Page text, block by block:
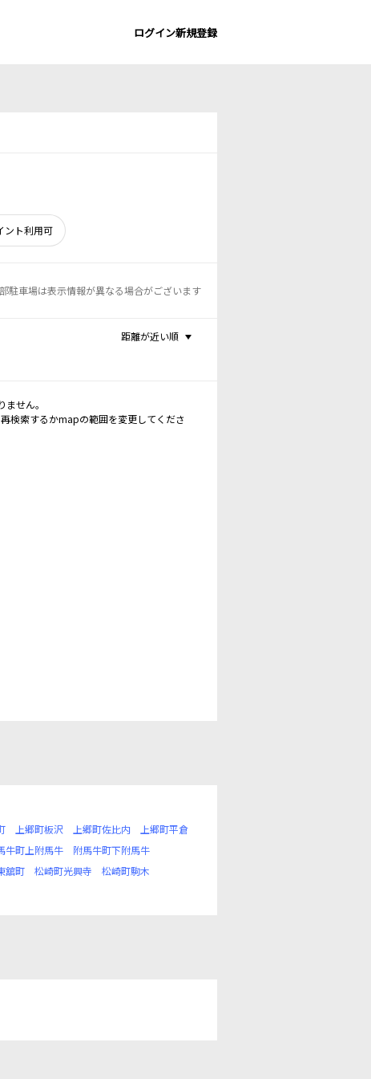
ログイン新規登録
ント利用可
駐車場は表示情報が異なる場合がございます
距離が近い順
せん。
検索するかmapの範囲を変更してくださ
上郷町板沢 上郷町佐比内
上郷町平倉
牛町上附馬牛
附馬牛町下附馬牛
舘町 松崎町光興寺
松崎町駒木